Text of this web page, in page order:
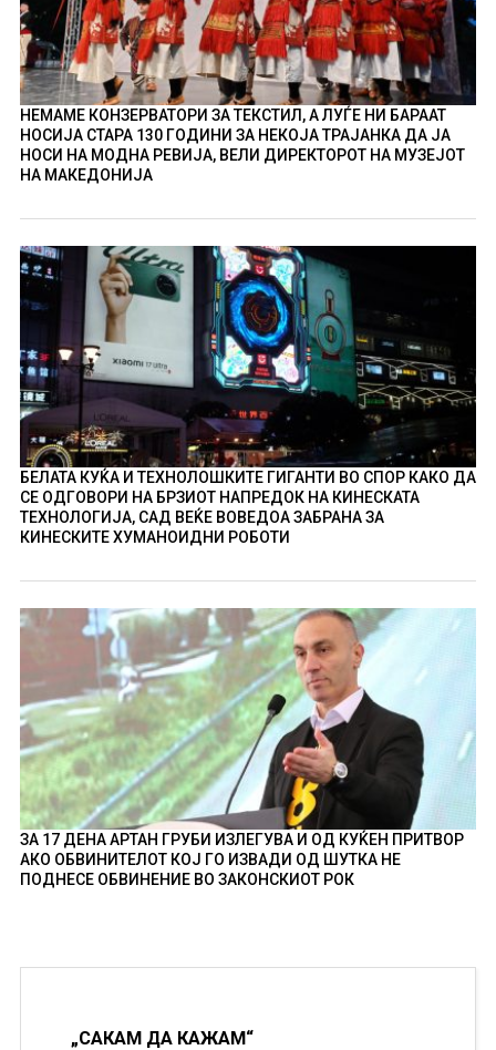
НЕМАМЕ КОНЗЕРВАТОРИ ЗА ТЕКСТИЛ, А ЛУЃЕ НИ БАРААТ
НОСИЈА СТАРА 130 ГОДИНИ ЗА НЕКОЈА ТРАЈАНКА ДА ЈА
НОСИ НА МОДНА РЕВИЈА, ВЕЛИ ДИРЕКТОРОТ НА МУЗЕЈОТ
НА МАКЕДОНИЈА
БЕЛАТА КУЌА И ТЕХНОЛОШКИТЕ ГИГАНТИ ВО СПОР КАКО ДА
СЕ ОДГОВОРИ НА БРЗИОТ НАПРЕДОК НА КИНЕСКАТА
ТЕХНОЛОГИЈА, САД ВЕЌЕ ВОВЕДОА ЗАБРАНА ЗА
КИНЕСКИТЕ ХУМАНОИДНИ РОБОТИ
ЗА 17 ДЕНА АРТАН ГРУБИ ИЗЛЕГУВА И ОД КУЌЕН ПРИТВОР
АКО ОБВИНИТЕЛОТ КОЈ ГО ИЗВАДИ ОД ШУТКА НЕ
ПОДНЕСЕ ОБВИНЕНИЕ ВО ЗАКОНСКИОТ РОК
„САКАМ ДА КАЖАМ“